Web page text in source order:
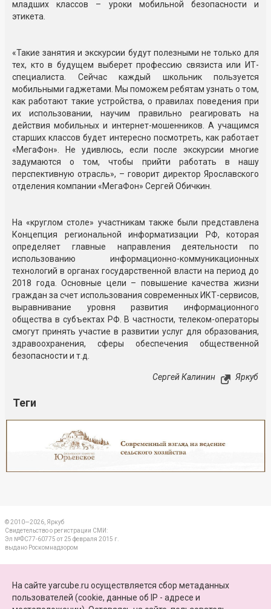
младших классов – уроки мобильной безопасности и
этикета.
«Такие занятия и экскурсии будут полезными не только для
тех, кто в будущем выберет профессию связиста или ИТ-
специалиста. Сейчас каждый школьник пользуется
мобильными гаджетами. Мы поможем ребятам узнать о том,
как работают такие устройства, о правилах поведения при
их использовании, научим правильно реагировать на
действия мобильных и интернет-мошенников. А учащимся
старших классов будет интересно посмотреть, как работает
«МегаФон». Не удивлюсь, если после экскурсии многие
задумаются о том, чтобы прийти работать в нашу
перспективную отрасль», – говорит директор Ярославского
отделения компании «МегаФон» Сергей Обичкин.
На «круглом столе» участникам также были представлена
Концепция региональной информатизации РФ, которая
определяет главные направления деятельности по
использованию информационно-коммуникационных
технологий в органах государственной власти на период до
2018 года. Основные цели – повышение качества жизни
граждан за счет использования современных ИКТ-сервисов,
выравнивание уровня развития информационного
общества в субъектах РФ. В частности, телеком-операторы
смогут принять участие в развитии услуг для образования,
здравоохранения, сферы обеспечения общественной
безопасности и т.д.
Сергей Калинин Яркуб
Теги
© 2010—2026, Яркуб
Свидетельство о регистрации СМИ:
Эл №ФС77-60775 от 25 февраля 2015 г.
выдано Роскомнадзором
ПАРТНЕРЫ
На сайте yarcube.ru осуществляется сбор метаданных
пользователей (cookie, данные об IP - адресе и